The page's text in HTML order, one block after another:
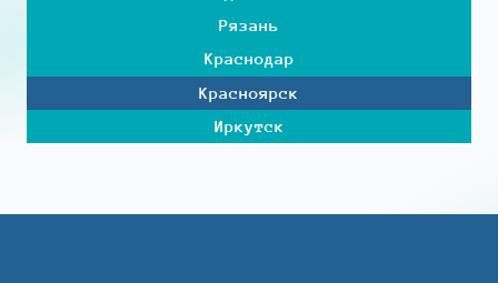
Рязань
Краснодар
Красноярск
Иркутск